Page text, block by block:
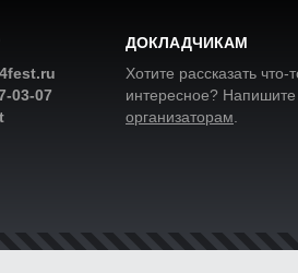
03-07
ДОКЛАДЧИКАМ
Хотите рассказать что-
интересное?
организаторам